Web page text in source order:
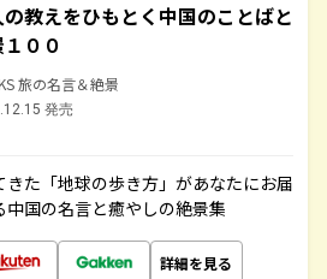
教えをひもとく中国のことばと
００
旅の名言＆絶景
発売
た「地球の歩き方」があなたにお届
国の名言と癒やしの絶景集
詳細を見る